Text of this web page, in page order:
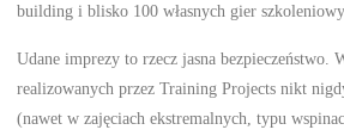
building i blisko 100 własnych gier
Udane imprezy to rzecz jasna bezpieczeństwo.
realizowanych przez Training Projects nikt
(nawet w zajęciach ekstremalnych, typu